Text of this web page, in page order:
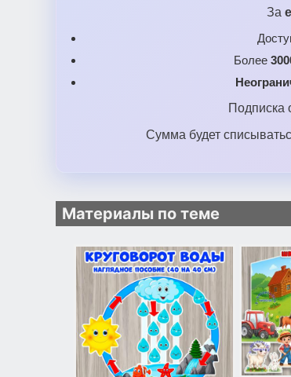
За
Более
Подписка
Сумма будет
Материалы по теме